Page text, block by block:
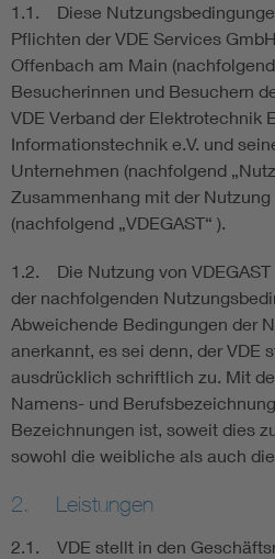
Energy efficiency
Energy storage
Functional safety
1.1. Diese
Pflichten der VDE Services
Offenbach am Main (nachfolgend
Besucherinnen und Besuchern
VDE Verband der Elektrotechnik
Informationstechnik e.V. und
Unternehmen (nachfolgend
Zusammenhang mit der Nutzung
(nachfolgend „VDEGAST“ ).
1.2. Die Nutzung von
der nachfolgenden
Abweichende Bedingungen der
anerkannt, es sei denn, der VDE
ausdrücklich schriftlich zu. Mit
Namens- und
Bezeichnungen ist, soweit dies
sowohl die weibliche als auch
2. Leistungen
2.1. VDE stellt in den